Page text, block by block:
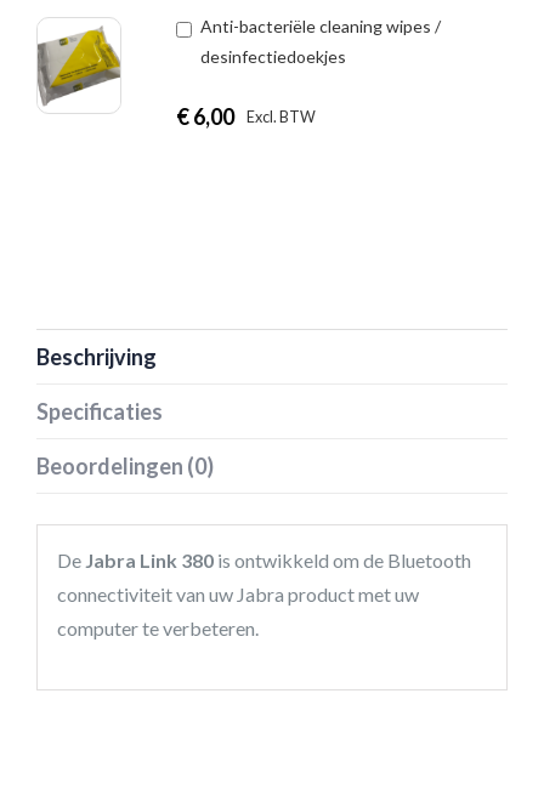
Anti-bacteriële cleaning wipes /
desinfectiedoekjes
€6,00 Excl. BTW
Beschrijving
Specificaties
Beoordelingen (0)
De Jabra Link 380 is ontwikkeld om de Bluetooth
connectiviteit van uw Jabra product met uw
computer te verbeteren.